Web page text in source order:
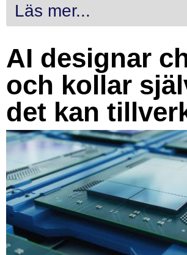
Läs mer...
AI designar
och kollar
det kan